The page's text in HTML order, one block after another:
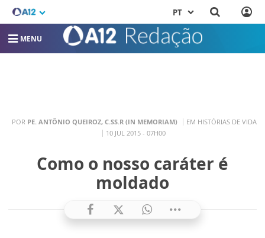
PT
MENU
POR PE. ANTÔNIO QUEIROZ, C.SS.R (IN MEMORIAM)
EM HISTÓRIAS DE VIDA
10 JUL 2015 - 07H00
Como o nosso caráter é
moldado